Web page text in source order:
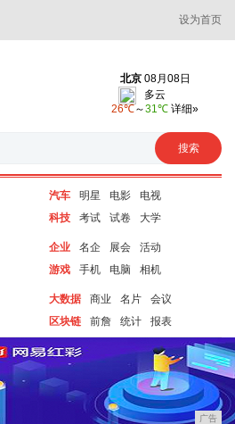
设为首页
汽车 明星 电影
电视
科技
考试 试卷 大学
企业 名企 展会
活动
游戏
手机 电脑 相机
大数据 商业 名片
会议
区块链
前詹 统计 报表
广告